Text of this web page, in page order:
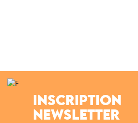
INSCRIPTION
NEWSLETTER